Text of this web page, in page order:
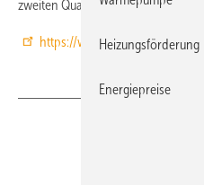
zweiten Quartal 2008.
https://www.idealstandard.com/
Heizungsförderung
Energiepreise